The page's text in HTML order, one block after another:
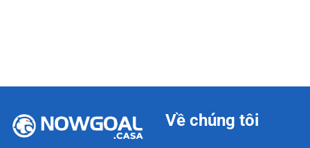
chóng và chính xác
Để theo dõi kết quả bóng đá
Về chúng tôi